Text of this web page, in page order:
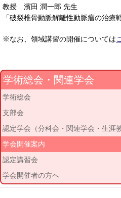
教授 濱田 潤一郎 先生
「破裂椎骨動脈解離性動脈瘤の治療
※なお、領域講習の開催については
学術総会・関連学会
学術総会
支部会
認定学会（分科会・関連学会・生涯
学会開催案内
認定講習会
学会開催者の方へ